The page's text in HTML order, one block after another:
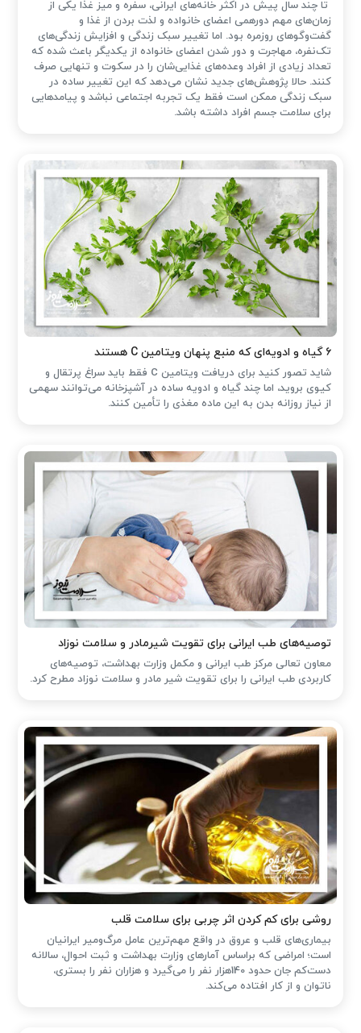
تا چند سال پیش در اکثر خانه‌های ایرانی، سفره و میز غذا یکی از
زمان‌های مهم دورهمی اعضای خانواده و لذت بردن از غذا و
گفت‌وگوهای روزمره بود. اما تغییر سبک زندگی و افزایش زندگی‌های
تک‌نفره، مهاجرت و دور شدن اعضای خانواده از یکدیگر باعث شده که
تعداد زیادی از افراد وعده‌های غذایی‌شان را در سکوت و تنهایی صرف
کنند. حالا پژوهش‌های جدید نشان می‌دهد که این تغییر ساده در
سبک زندگی ممکن است فقط یک تجربه اجتماعی نباشد و پیامدهایی
برای سلامت جسم افراد داشته باشد.
۶ گیاه و ادویه‌ای که منبع پنهان ویتامین C هستند
شاید تصور کنید برای دریافت ویتامین C فقط باید سراغ پرتقال و
کیوی بروید، اما چند گیاه و ادویه ساده در آشپزخانه می‌توانند سهمی
از نیاز روزانه بدن به این ماده مغذی را تأمین کنند.
توصیه‌های طب ایرانی برای تقویت شیرمادر و سلامت نوزاد
معاون تعالی مرکز طب ایرانی و مکمل وزارت بهداشت، توصیه‌های
کاربردی طب ایرانی را برای تقویت شیر مادر و سلامت نوزاد مطرح کرد.
روشی برای کم کردن اثر چربی برای سلامت قلب
بیماری‌های قلب و عروق در واقع مهم‌ترین عامل مرگ‌ومیر ایرانیان
است؛ امراضی که براساس آمارهای وزارت بهداشت و ثبت احوال، سالانه
دست‌کم جان حدود 140هزار نفر را می‌گیرد و هزاران نفر را بستری،
ناتوان و از کار افتاده می‌کند.